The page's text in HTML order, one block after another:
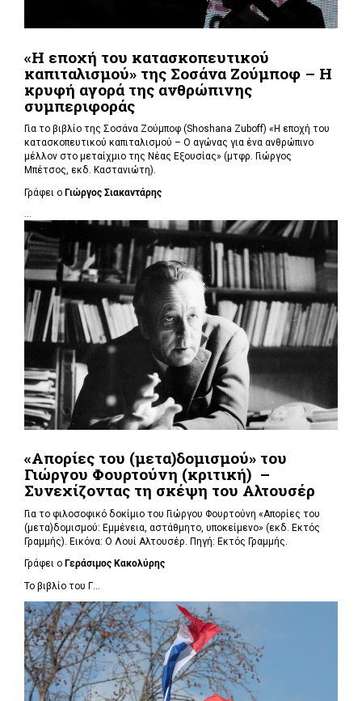
«Η εποχή του κατασκοπευτικού
καπιταλισμού» της Σοσάνα Ζούμποφ – Η
κρυφή αγορά της ανθρώπινης
συμπεριφοράς
Για το βιβλίο της Σοσάνα Ζούμποφ (Shoshana Zuboff) «Η εποχή του
κατασκοπευτικού καπιταλισμού – Ο αγώνας για ένα ανθρώπινο
μέλλον στο μεταίχμιο της Νέας Εξουσίας» (μτφρ. Γιώργος
Μπέτσος, εκδ. Καστανιώτη).
Γράφει ο Γιώργος Σιακαντάρης
...
«Απορίες του (μετα)δομισμού» του
Γιώργου Φουρτούνη (κριτική) –
Συνεχίζοντας τη σκέψη του Αλτουσέρ
Για το φιλοσοφικό δοκίμιο του Γιώργου Φουρτούνη «Απορίες του
(μετα)δομισμού: Εμμένεια, αστάθμητο, υποκείμενο» (εκδ. Εκτός
Γραμμής). Εικόνα: Ο Λουί Αλτουσέρ. Πηγή: Εκτός Γραμμής.
Γράφει ο Γεράσιμος Κακολύρης
Το βιβλίο του Γ...